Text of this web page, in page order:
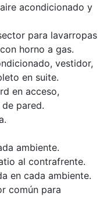
acondicionado y
para lavarropas
horno a gas.
vestidor,
en suite.
en acceso,
pared.
ambiente.
al contrafrente.
en cada ambiente.
común para